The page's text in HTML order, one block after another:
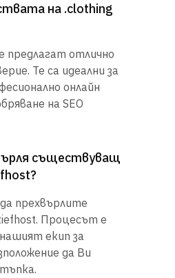
на .clothing
предлагат отлично
Те са идеални за
онлайн
на SEO
съществуващ
прехвърлите
Процесът е
екип за
да Ви